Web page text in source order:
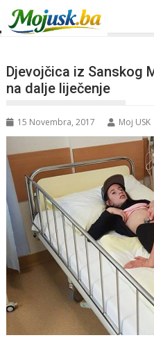
Djevojčica iz Sanskog
na dalje liječenje
15 Novembra, 2017 Moj USK